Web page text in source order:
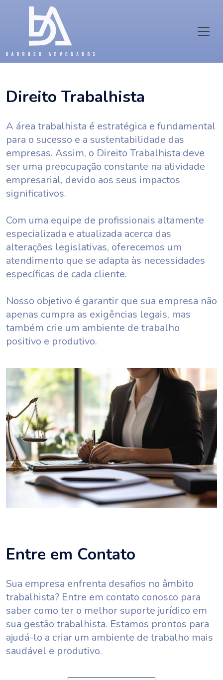
Direito Trabalhista
A área trabalhista é estratégica e fundamental
para o sucesso e a sustentabilidade das
empresas. Assim, o Direito Trabalhista deve
ser uma preocupação constante na atividade
empresarial, devido aos seus impactos
significativos.
Com uma equipe de profissionais altamente
especializada e atualizada acerca das
alterações legislativas, oferecemos um
atendimento que se adapta às necessidades
específicas de cada cliente.
Nosso objetivo é garantir que sua empresa não
apenas cumpra as exigências legais, mas
também crie um ambiente de trabalho
positivo e produtivo.
Entre em Contato
Sua empresa enfrenta desafios no âmbito
trabalhista? Entre em contato conosco para
saber como ter o melhor suporte jurídico em
sua gestão trabalhista. Estamos prontos para
ajudá-lo a criar um ambiente de trabalho mais
saudável e produtivo.